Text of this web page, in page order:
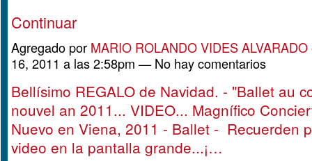
Continuar
Agregado por MARIO ROLANDO VIDES ALVARADO
16, 2011 a las 2:58pm — No hay comentarios
Bellísimo REGALO de Navidad. - "Ballet au
nouvel an 2011... VIDEO... Magnífico
Nuevo en Viena, 2011 - Ballet - Recuerden
video en la pantalla grande...¡…